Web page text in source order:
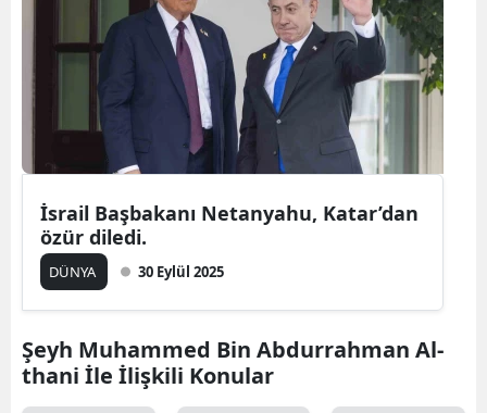
İsrail Başbakanı Netanyahu, Katar’dan
özür diledi.
DÜNYA 30 Eylül 2025
Şeyh Muhammed Bin Abdurrahman Al-
thani İle İlişkili Konular